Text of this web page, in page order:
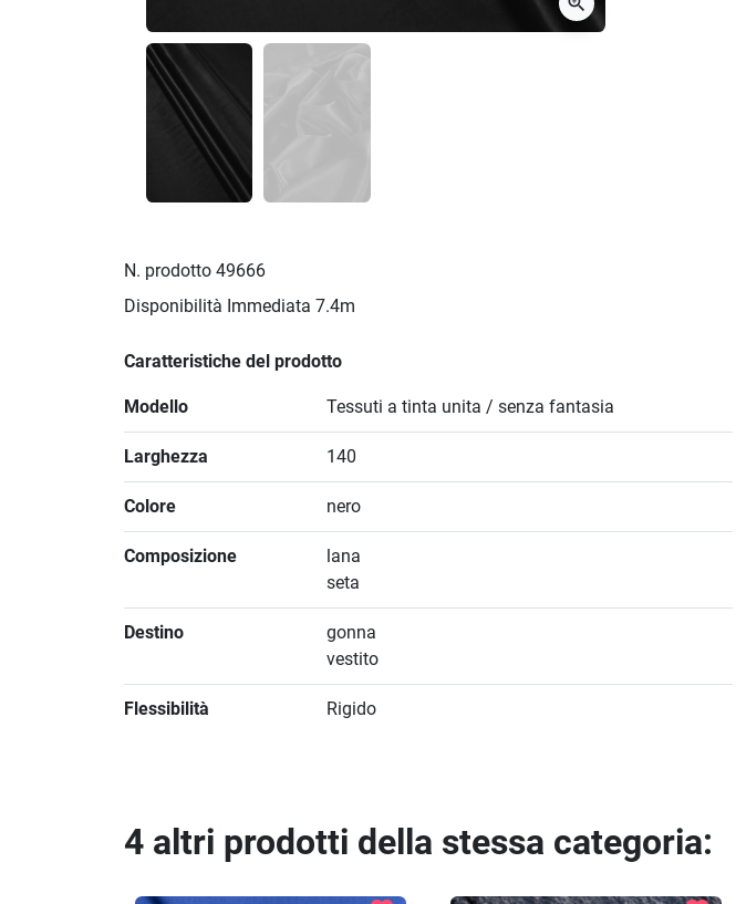
N. prodotto 49666
Disponibilità Immediata 7.4m
Caratteristiche del prodotto
Modello Tessuti a tinta unita / senza fantasia
Larghezza 140
Colore nero
Composizione
lana
seta
Destino
gonna
vestito
Flessibilità Rigido
4 altri prodotti della stessa categoria: